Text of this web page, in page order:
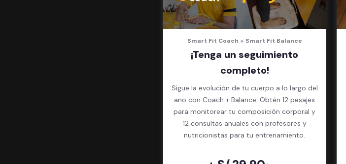
Smart Fit Coach + Smart Fit Balance
¡Tenga un seguimiento
completo!
Sigue la evolución de tu cuerpo a lo largo del
año con Coach + Balance. Obtén 12 pesajes
para monitorear tu composición corporal y
12 consultas anuales con profesores y
nutricionistas para tu entrenamiento.